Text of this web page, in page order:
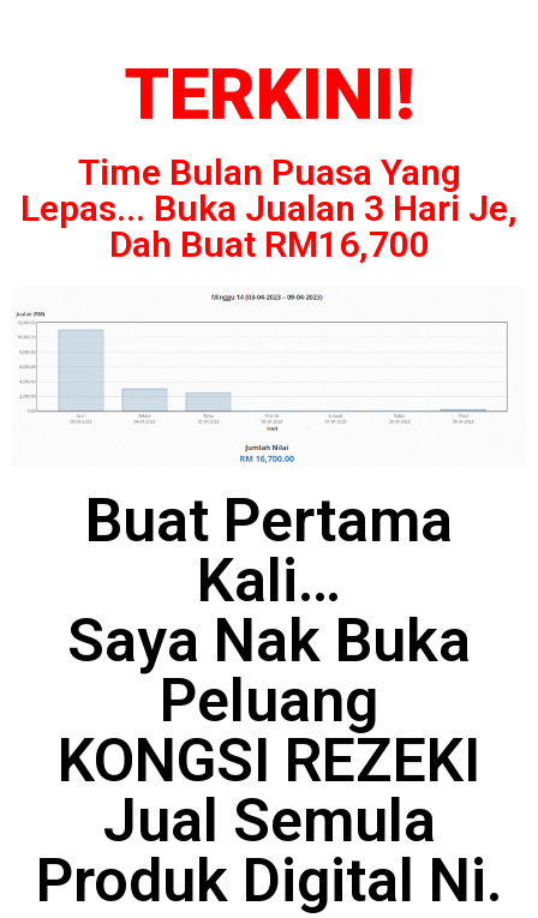
TERKINI!
Time Bulan Puasa Yang
Lepas... Buka Jualan 3 Hari Je,
Dah Buat RM16,700
Buat Pertama
Kali…
Saya Nak Buka
Peluang
KONGSI REZEKI
Jual Semula
Produk Digital Ni.